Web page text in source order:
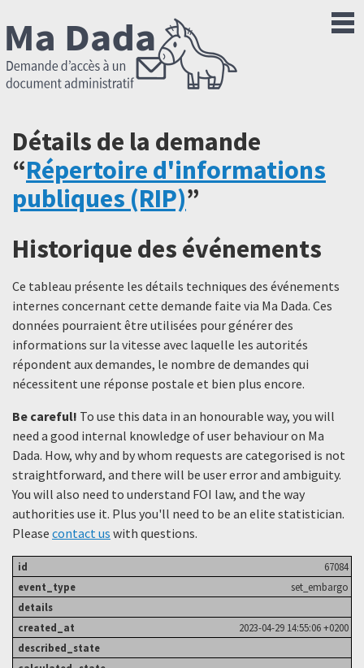
Détails de la demande
“Répertoire d'informations
publiques (RIP)”
Historique des événements
Ce tableau présente les détails techniques des événements
internes concernant cette demande faite via Ma Dada. Ces
données pourraient être utilisées pour générer des
informations sur la vitesse avec laquelle les autorités
répondent aux demandes, le nombre de demandes qui
nécessitent une réponse postale et bien plus encore.
Be careful! To use this data in an honourable way, you will
need a good internal knowledge of user behaviour on Ma
Dada. How, why and by whom requests are categorised is not
straightforward, and there will be user error and ambiguity.
You will also need to understand FOI law, and the way
authorities use it. Plus you'll need to be an elite statistician.
Please contact us with questions.
67084
set_embargo
2023-04-29 14:55:06 +0200